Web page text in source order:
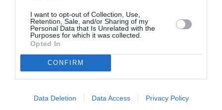
I want to opt-out of Collection, Use,
Retention, Sale, and/or Sharing of my
Personal Data that Is Unrelated with the
Purposes for which it was collected.
Opted In
CONFIRM
Data Deletion Data Access Privacy Policy
Σχετικά Άρθρα